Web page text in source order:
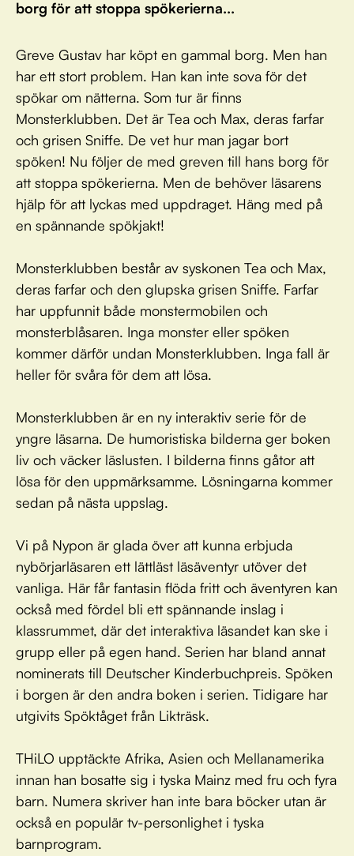
borg för att stoppa spökerierna...
Greve Gustav har köpt en gammal borg. Men han
har ett stort problem. Han kan inte sova för det
spökar om nätterna. Som tur är finns
Monsterklubben. Det är Tea och Max, deras farfar
och grisen Sniffe. De vet hur man jagar bort
spöken! Nu följer de med greven till hans borg för
att stoppa spökerierna. Men de behöver läsarens
hjälp för att lyckas med uppdraget. Häng med på
en spännande spökjakt!
Monsterklubben består av syskonen Tea och Max,
deras farfar och den glupska grisen Sniffe. Farfar
har uppfunnit både monstermobilen och
monsterblåsaren. Inga monster eller spöken
kommer därför undan Monsterklubben. Inga fall är
heller för svåra för dem att lösa.
Monsterklubben är en ny interaktiv serie för de
yngre läsarna. De humoristiska bilderna ger boken
liv och väcker läslusten. I bilderna finns gåtor att
lösa för den uppmärksamme. Lösningarna kommer
sedan på nästa uppslag.
Vi på Nypon är glada över att kunna erbjuda
nybörjarläsaren ett lättläst läsäventyr utöver det
vanliga. Här får fantasin flöda fritt och äventyren kan
också med fördel bli ett spännande inslag i
klassrummet, där det interaktiva läsandet kan ske i
grupp eller på egen hand. Serien har bland annat
nominerats till Deutscher Kinderbuchpreis. Spöken
i borgen är den andra boken i serien. Tidigare har
utgivits Spöktåget från Likträsk.
THiLO upptäckte Afrika, Asien och Mellanamerika
innan han bosatte sig i tyska Mainz med fru och fyra
barn. Numera skriver han inte bara böcker utan är
också en populär tv-personlighet i tyska
barnprogram.